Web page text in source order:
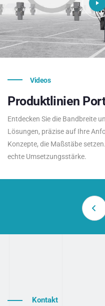
Videos
Produktlinien
Entdecken Sie die Bandbreite
Lösungen, präzise auf Ihre
Konzepte, die Maßstäbe
echte Umsetzungsstärke.
Kontakt